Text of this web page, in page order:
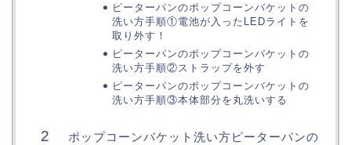
ピーターパンのポップコーンバケットの
洗い方手順①電池が入ったLEDライトを
取り外す！
ピーターパンのポップコーンバケットの
洗い方手順②ストラップを外す
ピーターパンのポップコーンバケットの
洗い方手順③本体部分を丸洗いする
ポップコーンバケット洗い方ピーターパンの